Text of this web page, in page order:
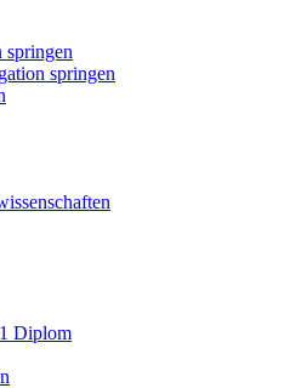
springen
springen
Diplom